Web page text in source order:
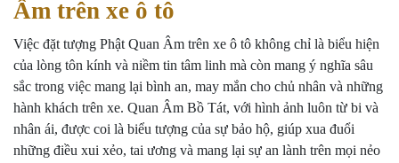
Âm trên xe ô tô
Việc đặt tượng Phật Quan Âm trên xe ô tô không chỉ là biểu hiện
của lòng tôn kính và niềm tin tâm linh mà còn mang ý nghĩa sâu
sắc trong việc mang lại bình an, may mắn cho chủ nhân và những
hành khách trên xe. Quan Âm Bồ Tát, với hình ảnh luôn từ bi và
nhân ái, được coi là biểu tượng của sự bảo hộ, giúp xua đuổi
những điều xui xẻo, tai ương và mang lại sự an lành trên mọi nẻo